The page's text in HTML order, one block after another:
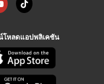
โหลดแอปพลิเคชัน